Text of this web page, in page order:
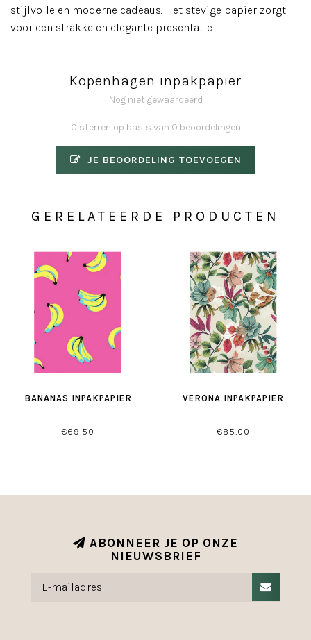
stijlvolle en moderne cadeaus. Het stevige papier zorgt
voor een strakke en elegante presentatie.
Kopenhagen inpakpapier
Nog niet gewaardeerd
0 sterren op basis van 0 beoordelingen
JE BEOORDELING TOEVOEGEN
GERELATEERDE PRODUCTEN
BANANAS INPAKPAPIER
€69,50
VERONA INPAKPAPIER
€85,00
ABONNEER JE OP ONZE
NIEUWSBRIEF